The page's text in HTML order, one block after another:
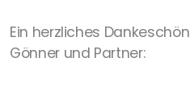
Ein herzliches
Gönner und Partner: